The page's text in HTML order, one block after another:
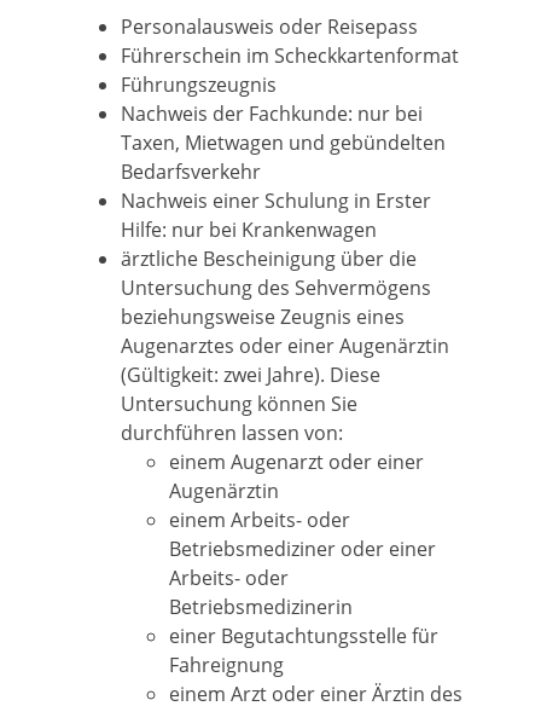
Personalausweis oder Reisepass
Führerschein im Scheckkartenformat
Führungszeugnis
Nachweis der Fachkunde: nur bei
Taxen, Mietwagen und gebündelten
Bedarfsverkehr
Nachweis einer Schulung in Erster
Hilfe: nur bei Krankenwagen
ärztliche Bescheinigung über die
Untersuchung des Sehvermögens
beziehungsweise Zeugnis eines
Augenarztes oder einer Augenärztin
(Gültigkeit: zwei Jahre). Diese
Untersuchung können Sie
durchführen lassen von:
einem Augenarzt oder einer
Augenärztin
einem Arbeits- oder
Betriebsmediziner oder einer
Arbeits- oder
Betriebsmedizinerin
einer Begutachtungsstelle für
Fahreignung
einem Arzt oder einer Ärztin des